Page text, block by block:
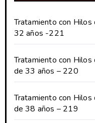
Tratamiento con
32 años -221
Tratamiento con
de 33 años – 220
Tratamiento con
de 38 años – 219